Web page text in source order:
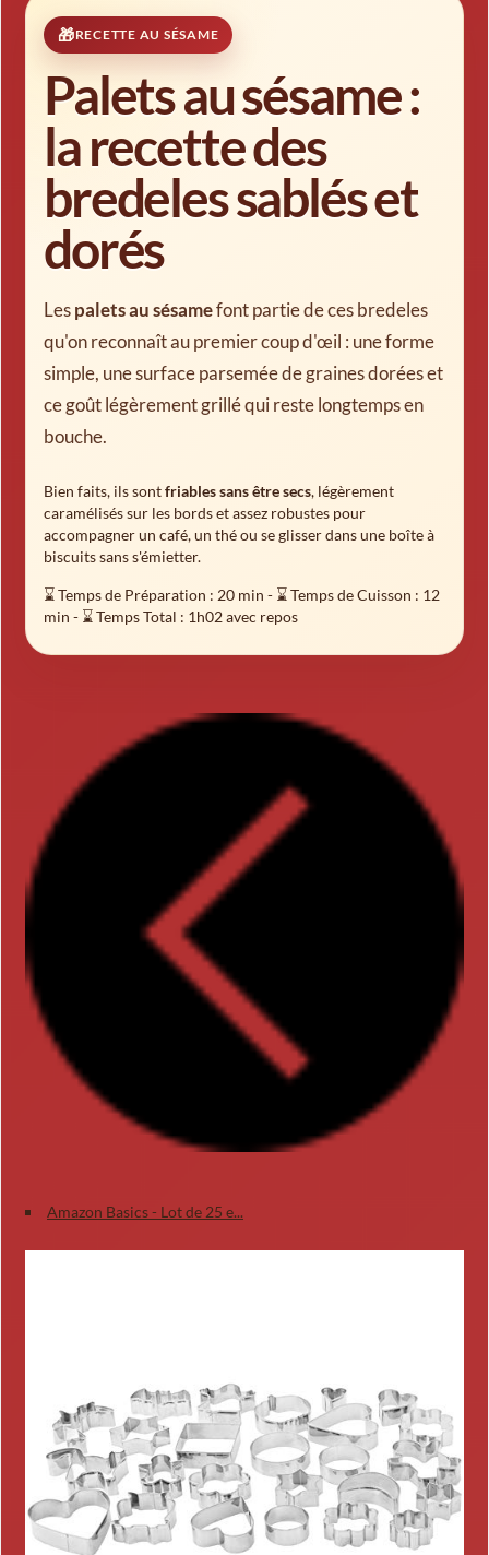
RECETTE AU SÉSAME
Palets au sésame :
la recette des
bredeles sablés et
dorés
Lespalets au sésamefont partie de ces bredeles
qu'on reconnaît au premier coup d'œil : une forme
simple, une surface parsemée de graines dorées et
ce goût légèrement grillé qui reste longtemps en
bouche.
Bien faits, ils sontfriables sans être secs, légèrement
caramélisés sur les bords et assez robustes pour
accompagner un café, un thé ou se glisser dans une boîte à
biscuits sans s'émietter.
⌛ Temps de Préparation : 20 min - ⌛ Temps de Cuisson : 12
min - ⌛ Temps Total : 1h02 avec repos
Amazon Basics - Lot de 25 e...